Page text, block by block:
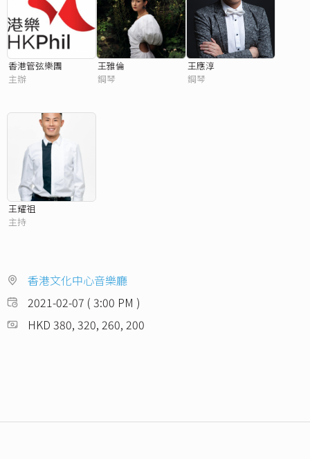
香港管弦樂團
主辦
王雅倫
鋼琴
王應淳
鋼琴
王耀祖
主持
香港文化中心音樂廳
2021-02-07 ( 3:00 PM )
HKD 380, 320, 260, 200